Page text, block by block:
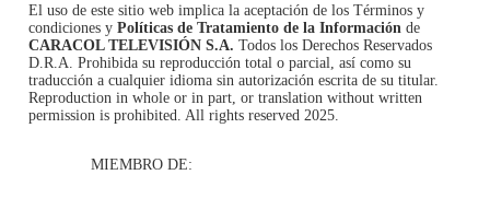
El uso de este sitio web implica la aceptación de los Términos y
condiciones y Políticas de Tratamiento de la Información de
CARACOL TELEVISIÓN S.A. Todos los Derechos Reservados
D.R.A. Prohibida su reproducción total o parcial, así como su
traducción a cualquier idioma sin autorización escrita de su titular.
Reproduction in whole or in part, or translation without written
permission is prohibited. All rights reserved 2025.
MIEMBRO DE: